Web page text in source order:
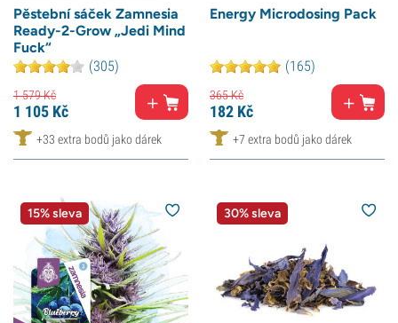
Pěstební sáček Zamnesia
Ready-2-Grow „Jedi Mind
Fuck“
(305)
1 579Kč
1 105 Kč
+33 extra bodů jako dárek
Energy Microdosing Pack
(165)
365Kč
182 Kč
+7 extra bodů jako dárek
15% sleva 30% sleva